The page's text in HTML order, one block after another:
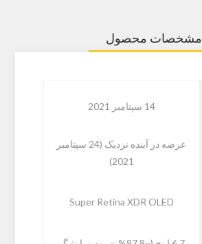
مشخصات محصول
14 سپتامبر 2021
عرضه در آینده نزدیک (24 سپتامبر
2021)
Super Retina XDR OLED